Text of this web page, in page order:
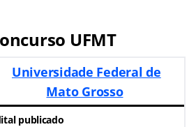
UFMT
Universidade Federal de
Mato Grosso
publicado